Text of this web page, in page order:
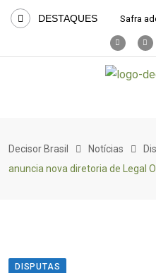
DESTAQUES Safra
Decisor Brasil Notícias
anuncia nova diretoria de Legal
DISPUTAS